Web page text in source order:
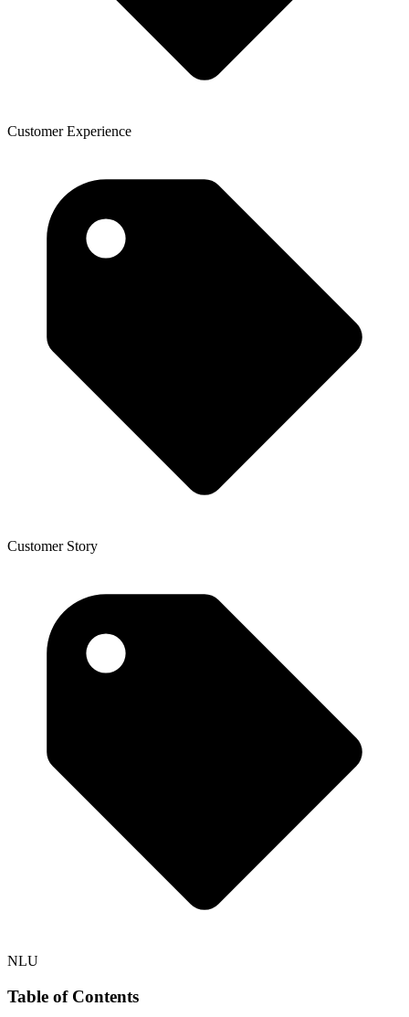
Customer Experience
Customer Story
NLU
Table of Contents